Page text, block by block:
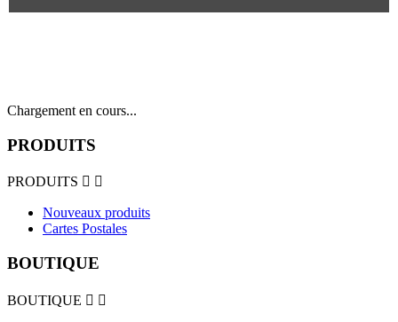
Chargement en cours...
PRODUITS
PRODUITS  
Nouveaux produits
Cartes Postales
BOUTIQUE
BOUTIQUE  